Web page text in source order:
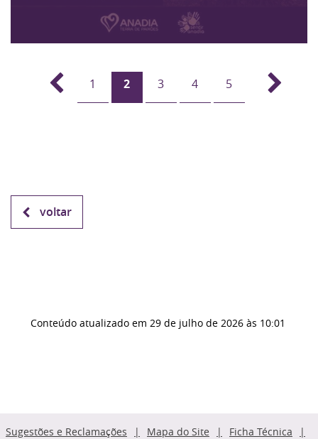
1 2 3 4 5
voltar
Conteúdo atualizado em 29 de julho de 2026 às 10:01
Sugestões e Reclamações Mapa do Site
Ficha Técnica